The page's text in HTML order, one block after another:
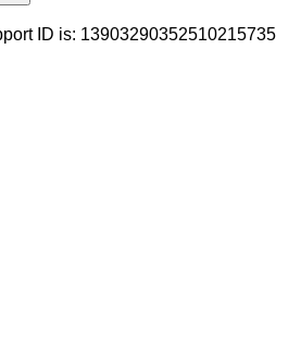
ID is: 13903290352510215735